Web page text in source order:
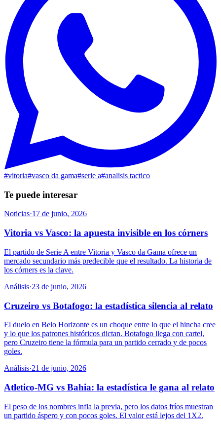
#vitoria#vasco da gama#serie a#analisis tactico
Te puede interesar
Noticias·17 de junio, 2026
Vitoria vs Vasco: la apuesta invisible en los córners
El partido de Serie A entre Vitoria y Vasco da Gama ofrece un
mercado secundario más predecible que el resultado. La historia de
los córners es la clave.
Análisis·23 de junio, 2026
Cruzeiro vs Botafogo: la estadística silencia al relato
El duelo en Belo Horizonte es un choque entre lo que el hincha cree
y lo que los patrones históricos dictan. Botafogo llega con cartel,
pero Cruzeiro tiene la fórmula para un partido cerrado y de pocos
goles.
Análisis·21 de junio, 2026
Atletico-MG vs Bahia: la estadística le gana al relato
El peso de los nombres infla la previa, pero los datos fríos muestran
un partido áspero y con pocos goles. El valor está lejos del 1X2.